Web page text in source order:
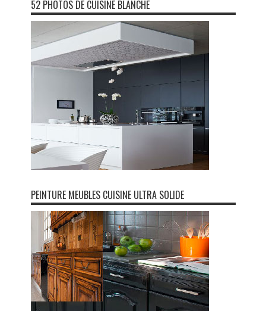
52 PHOTOS DE CUISINE BLANCHE
PEINTURE MEUBLES CUISINE ULTRA SOLIDE